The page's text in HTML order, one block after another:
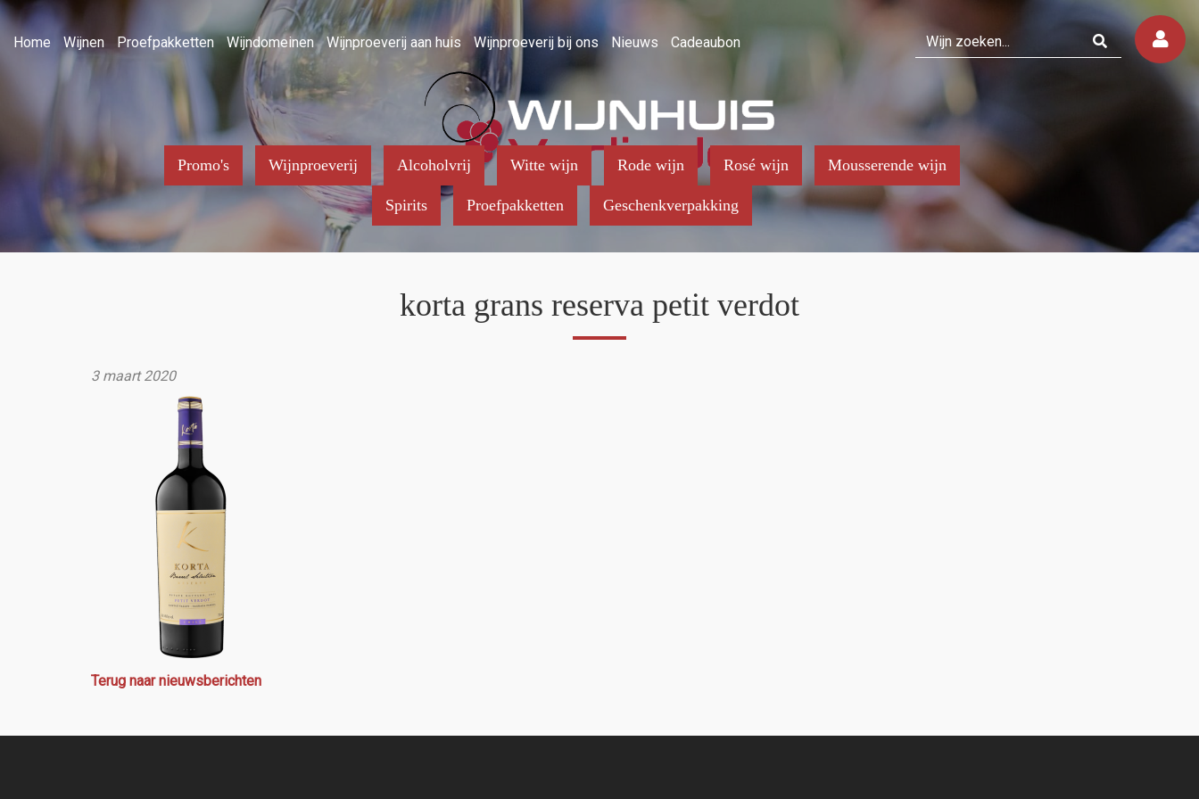
Home Wijnen Proefpakketten Wijndomeinen Wijnproeverij aan huis Wijnproeverij bij ons Nieuws Cadeaubon
Promo's Wijnproeverij Alcoholvrij Witte wijn Rode wijn Rosé wijn Mousserende wijn
Spirits Proefpakketten Geschenkverpakking
korta grans reserva petit verdot
3 maart 2020
Terug naar nieuwsberichten